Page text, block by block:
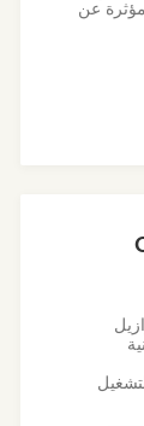
عن